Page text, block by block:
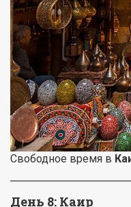
Свободное время в
День 8: Каир